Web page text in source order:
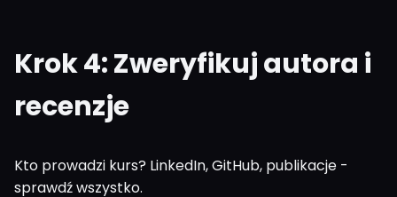
Krok 4: Zweryfikuj autora i
recenzje
Kto prowadzi kurs? LinkedIn, GitHub, publikacje -
sprawdź wszystko.